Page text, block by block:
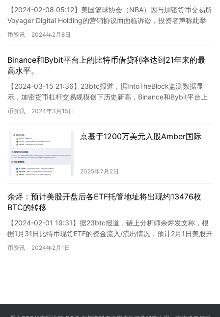
【2024-02-08 05:12】美国篮球协会（NBA）因与加密货币交易所
Voyager Digital Holding的营销协议而面临诉讼，投资者声称此举
导致损失高达42亿美元…
币资讯 2024年2月8日
Binance和Bybit平台上的比特币借贷利率达到21年来的最
高水平。
【2024-03-15 21:36】23btc报道，据IntoTheBlock监测数据显
示，加密货币杠杆交易规模创下历史新高，Binance和Bybit平台上
的比特币借贷利率达到了…
币资讯 2024年3月15日
京基于1200万美元入股Amber国际
2025年7月2日
余烬：预计美股开盘后各ETF托管地址将出现约13476枚
BTC的转移
【2024-02-01 19:31】据23btc报道，链上分析师余烬发文称，根
据1月31日比特币现货ETF的资金流入/流出情况，预计2月1日美股开
盘后，各ETF托管地址将出现约13…
币资讯 2024年2月1日